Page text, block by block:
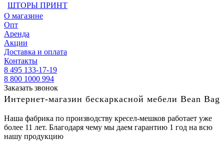
ШТОРЫ ПРИНТ
О магазине
Опт
Аренда
Акции
Доставка и оплата
Контакты
8 495 133-17-19
8 800 1000 994
Заказать звонок
Интернет-магазин бескаркасной мебели Bean Bag
Наша фабрика по производству кресел-мешков работает уже
более 11 лет. Благодаря чему мы даем гарантию 1 год на всю
нашу продукцию